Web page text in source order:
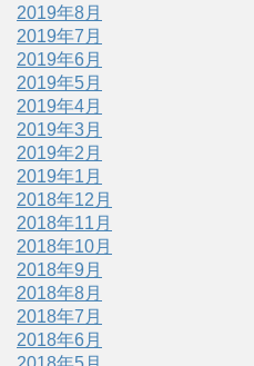
2019年8月
2019年7月
2019年6月
2019年5月
2019年4月
2019年3月
2019年2月
2019年1月
2018年12月
2018年11月
2018年10月
2018年9月
2018年8月
2018年7月
2018年6月